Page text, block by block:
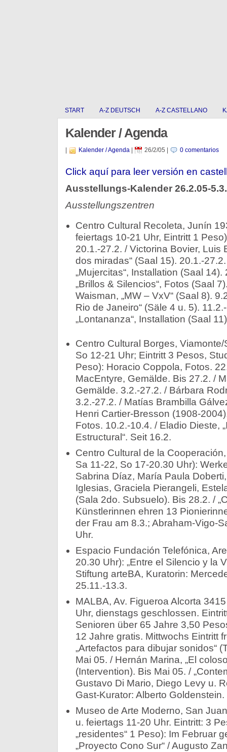
START A-Z DEUTSCH A-Z CASTELLANO
Kalender / Agenda
Kalender / Agenda| 26/2/05 0 comentarios
Click aquí para leer versión en
Ausstellungs-Kalender 26.2.05-
Ausstellungszentren
Centro Cultural Recoleta, Junín
feiertags 10-21 Uhr, Eintritt 1
20.1.-27.2. / Victorina Bovier, Luis
dos miradas“ (Saal 15). 20.1.-
„Mujercitas“, Installation (Saal
„Brillos & Silencios“, Fotos (Saal
Waisman, „MW – VxV“ (Saal 8).
Rio de Janeiro“ (Säle 4 u. 5).
„Lontananza“, Installation (Saal
Centro Cultural Borges,
So 12-21 Uhr; Eintritt 3 Pesos,
Peso): Horacio Coppola, Fotos.
MacEntyre, Gemälde. Bis 27.2. /
Gemälde. 3.2.-27.2. / Bárbara
3.2.-27.2. / Matías Brambilla
Henri Cartier-Bresson (1908-
Fotos. 10.2.-10.4. / Eladio Dieste,
Estructural“. Seit 16.2.
Centro Cultural de la
Sa 11-22, So 17-20.30 Uhr):
Sabrina Díaz, María Paula
Iglesias, Graciela Pierangeli,
(Sala 2do. Subsuelo). Bis 28.2. /
Künstlerinnen ehren 13
der Frau am 8.3.; Abraham-Vigo-
Uhr.
Espacio Fundación Telefónica,
20.30 Uhr): „Entre el Silencio y la
Stiftung arteBA, Kuratorin:
25.11.-13.3.
MALBA, Av. Figueroa Alcorta
Uhr, dienstags geschlossen.
Senioren über 65 Jahre 3,50
12 Jahre gratis. Mittwochs Eintritt
„Artefactos para dibujar sonidos“
Mai 05. / Hernán Marina, „El
(Intervention). Bis Mai 05. /
Gustavo Di Mario, Diego Levy u.
Gast-Kurator: Alberto
Museo de Arte Moderno, San
u. feiertags 11-20 Uhr. Eintritt: 3
„residentes“ 1 Peso): Im Februar
„Proyecto Cono Sur“ / Augusto